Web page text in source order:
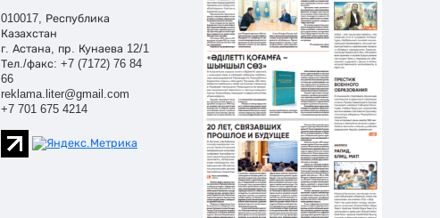
010017, Республика
Казахстан
г. Астана, пр. Кунаева 12/1
Тел./факс: +7 (7172) 76 84
66
reklama.liter@gmail.com
+7 701 675 4214